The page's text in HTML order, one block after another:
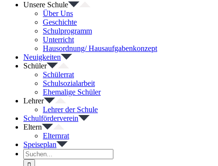
Unsere Schule
Über Uns
Geschichte
Schulprogramm
Unterricht
Hausordnung/ Hausaufgabenkonzept
Neuigkeiten
Schüler
Schülerrat
Schulsozialarbeit
Ehemalige Schüler
Lehrer
Lehrer der Schule
Schulförderverein
Eltern
Elternrat
Speiseplan
Suche
nach: